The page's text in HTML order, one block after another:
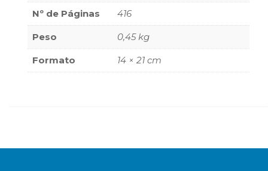
Saúde
(132)
Sem
(0)
Televisão
Ocupacional
Nº de Páginas 416
Peso 0,45 kg
Formato 14 × 21 cm